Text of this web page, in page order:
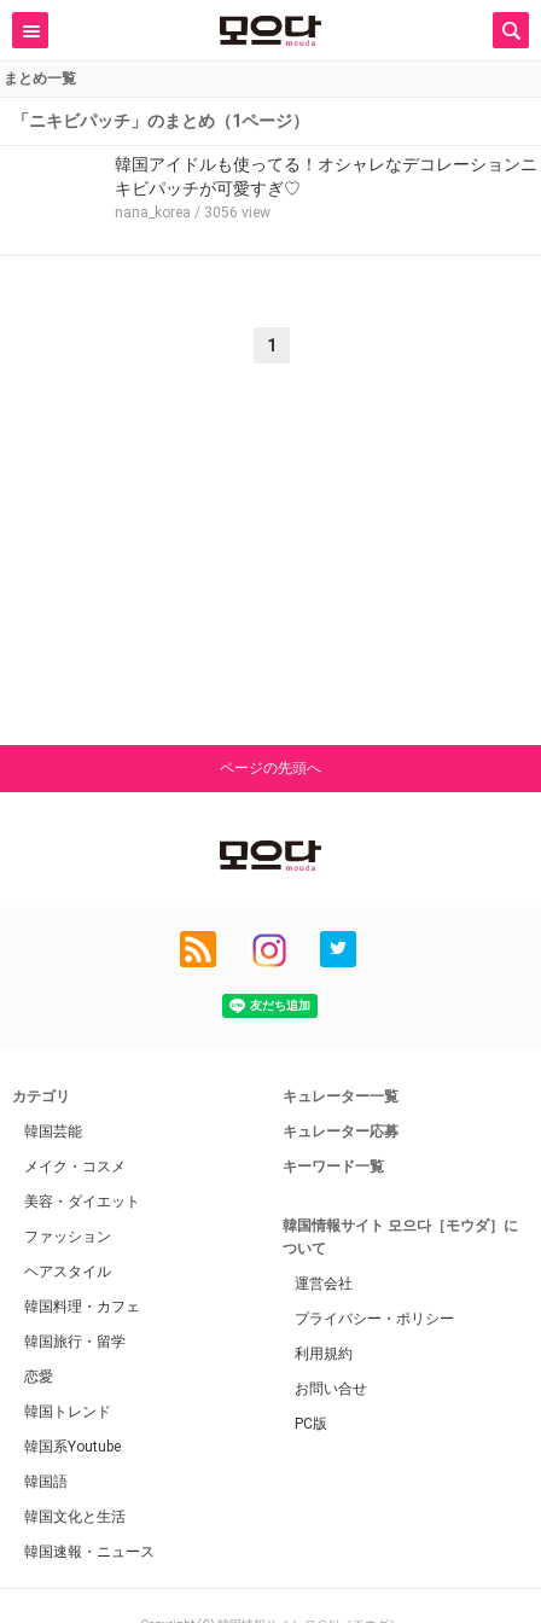
まとめ一覧
「ニキビパッチ」のまとめ（1ページ）
韓国アイドルも使ってる！オシャレなデコレーションニ
キビパッチが可愛すぎ♡
nana_korea / 3056 view
1
ページの先頭へ
カテゴリ
韓国芸能
メイク・コスメ
美容・ダイエット
ファッション
ヘアスタイル
韓国料理・カフェ
韓国旅行・留学
恋愛
韓国トレンド
韓国系Youtube
韓国語
韓国文化と生活
韓国速報・ニュース
キュレーター一覧
キュレーター応募
キーワード一覧
韓国情報サイト 모으다［モウダ］に
ついて
運営会社
プライバシー・ポリシー
利用規約
お問い合せ
PC版